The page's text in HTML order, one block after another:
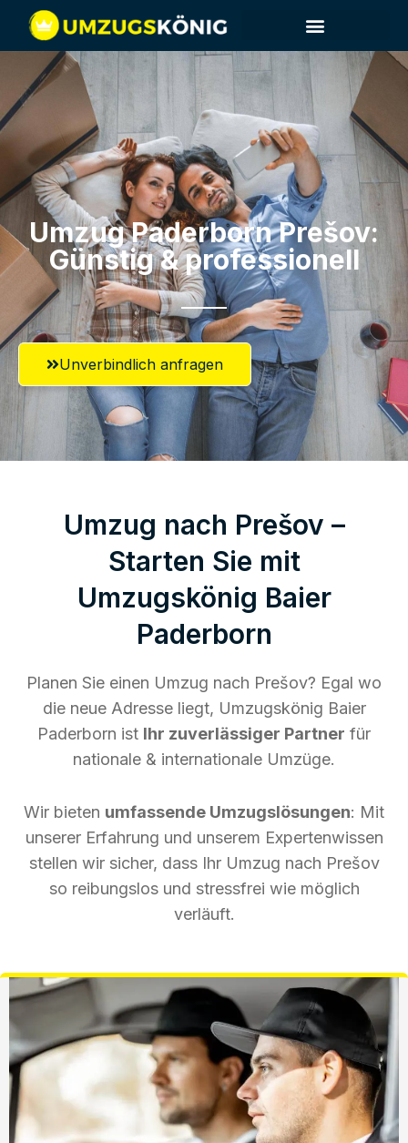
Umzug Paderborn​ Prešov:
Günstig & professionell​
Unverbindlich anfragen
Umzug nach Prešov –
Starten Sie mit
Umzugskönig Baier
Paderborn
Planen Sie einen Umzug nach Prešov? Egal wo
die neue Adresse liegt, Umzugskönig Baier
Paderborn ist Ihr zuverlässiger Partner für
nationale & internationale Umzüge.
Wir bieten umfassende Umzugslösungen: Mit
unserer Erfahrung und unserem Expertenwissen
stellen wir sicher, dass Ihr Umzug nach Prešov
so reibungslos und stressfrei wie möglich
verläuft.